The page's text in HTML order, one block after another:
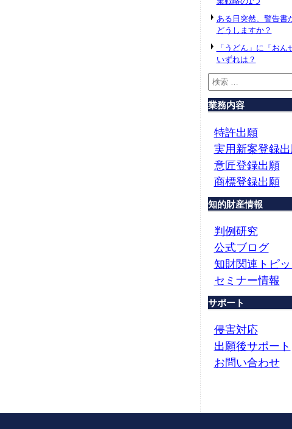
ある日突然、警告
どうしますか？
「うどん」に「お
いずれは？
業務内容
特許出願
実用新案登録
意匠登録出願
商標登録出願
知的財産情報
判例研究
公式ブログ
知財関連トピッ
セミナー情報
サポート
侵害対応
出願後サポート
お問い合わせ